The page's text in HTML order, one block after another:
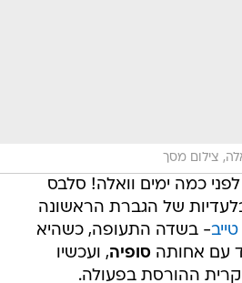
צילום מסך
כמה ימים וואלה! סלבס
של הגברת הראשונה
טייב- בשדה התעופה, כשהיא
עם אחותהסופיה, ועכשיו
ההורסת בפעולה.